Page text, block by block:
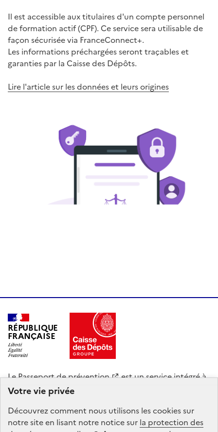
Votre vie privée
Découvrez comment nous utilisons lescookiessur
notre site en lisant notre notice sur la protection des
Il est accessible aux titulaires d'un compte personnel
de formation actif (CPF). Ce service sera utilisable de
façon sécurisée via FranceConnect+.
Les informations préchargées seront traçables et
garanties par la Caisse des Dépôts.
Lire l'article sur les données et leurs origines
RÉPUBLIQUE
FRANÇAISE
LePasseport de prévention
est un service intégré à
Mon Compte Formation, mandaté par le ministère du
Travail, de la Santé et des Solidarités. La Caisse des
Dépôts gère le site du Compte personnel de
formation : conception, animation, maintenance,